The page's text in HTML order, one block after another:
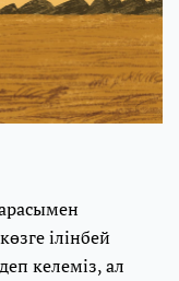
ілінбей
келеміз, ал